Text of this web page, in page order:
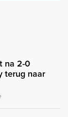
na 2-0
terug naar